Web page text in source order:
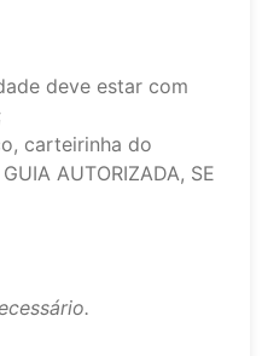
deve estar com
carteirinha do
AUTORIZADA, SE